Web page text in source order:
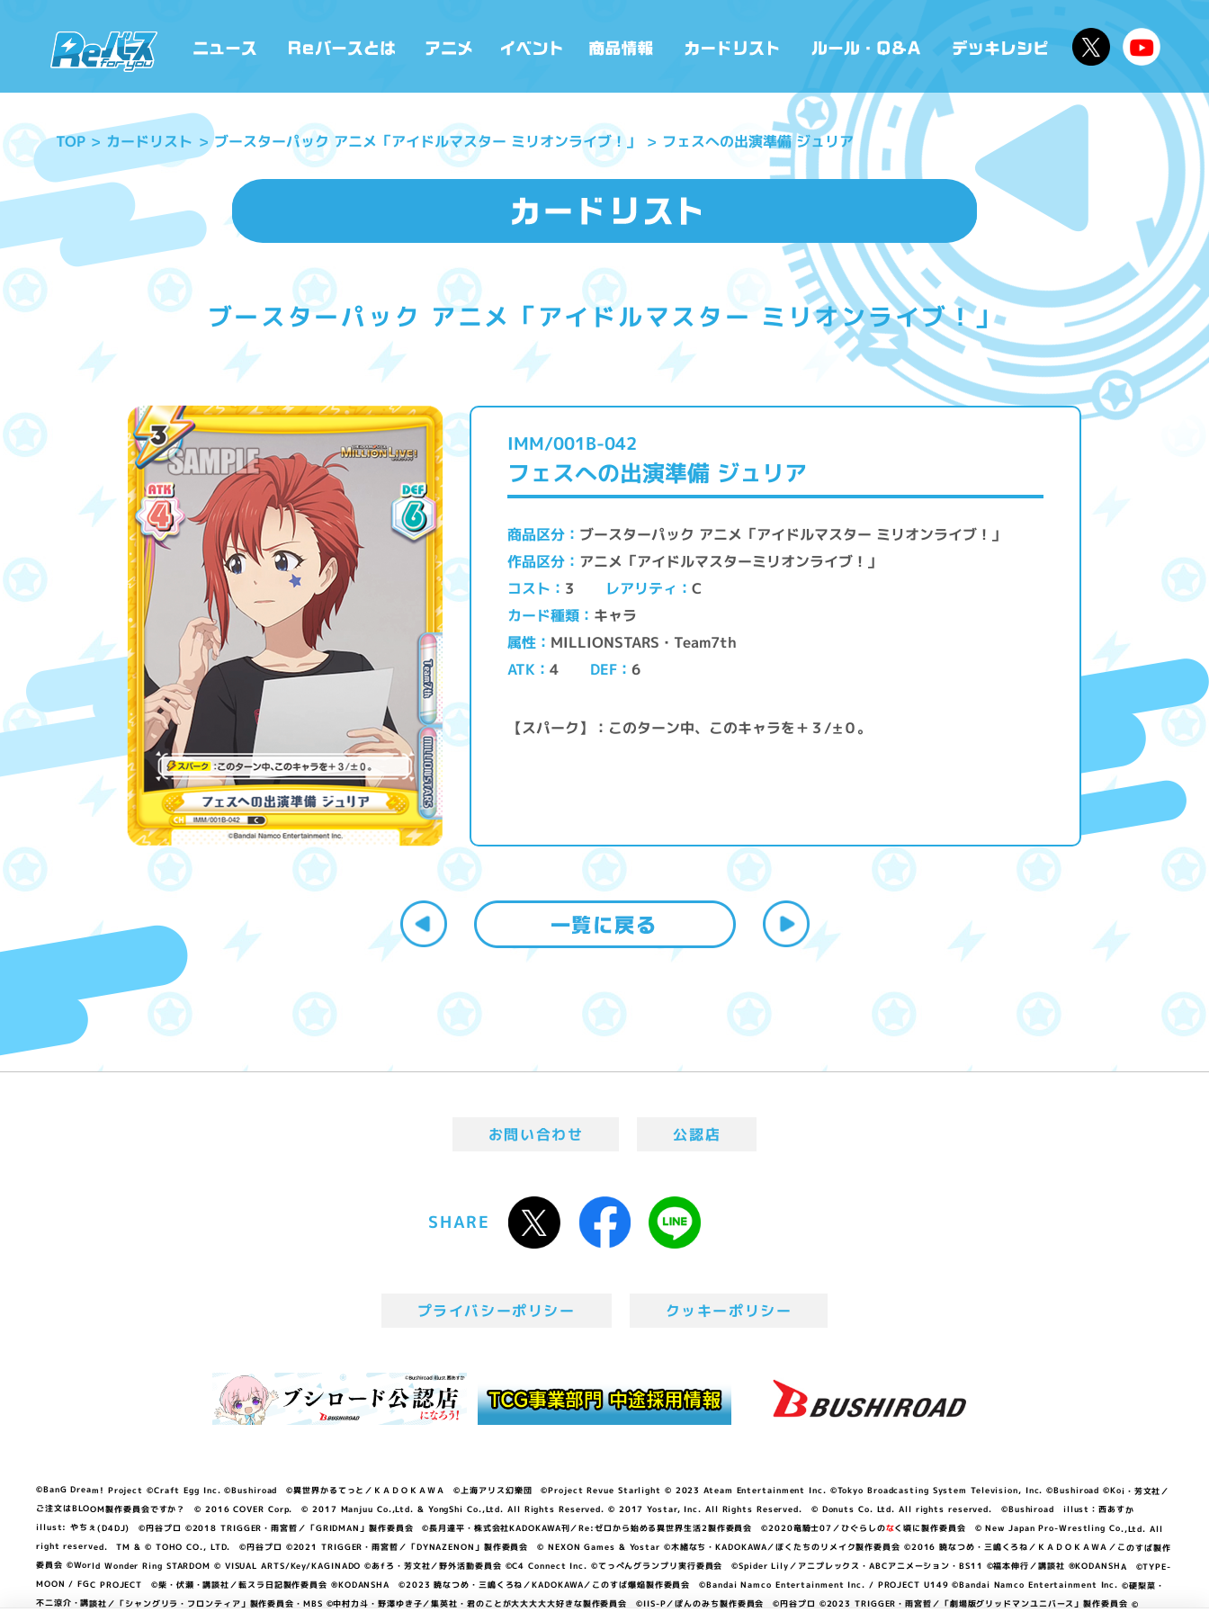
TOP カードリスト ブースターパック アニメ「アイドルマスター ミリオンライブ！」 フェスへの出演準備 ジュリア
ブースターパック アニメ「アイドルマスター ミリオンライブ！」
IMM/001B-042
フェスへの出演準備 ジュリア
商品区分 ブースターパック アニメ「アイドルマスター ミリオンライブ！」
作品区分 アニメ「アイドルマスターミリオンライブ！」
コスト 3 レアリティ C
カード種類 キャラ
属性 MILLIONSTARS・Team7th
ATK 4 DEF 6
【スパーク】：このターン中、このキャラを＋３/±０。
お問い合わせ 公認店
SHARE
プライバシーポリシー クッキーポリシー
©BanG Dream! Project ©Craft Egg Inc. ©Bushiroad ©異世界かるてっと／ＫＡＤＯＫＡＷＡ ©上海アリス幻樂団 ©Project Revue Starlight © 2023 Ateam Entertainment Inc. ©Tokyo Broadcasting System Television, Inc. ©Bushiroad ©Koi・芳文社／
ご注文はBLOOM製作委員会ですか？ © 2016 COVER Corp. © 2017 Manjuu Co.,Ltd. & YongShi Co.,Ltd. All Rights Reserved. © 2017 Yostar, Inc. All Rights Reserved. © Donuts Co. Ltd. All rights reserved. ©Bushiroad illust：西あすか
illust: やちぇ(D4DJ) ©円谷プロ ©2018 TRIGGER・雨宮哲／「GRIDMAN」製作委員会 ©長月達平・株式会社KADOKAWA刊／Re:ゼロから始める異世界生活2製作委員会 ©2020竜騎士07／ひぐらしのなく頃に製作委員会 © New Japan Pro-Wrestling Co.,Ltd. All
right reserved. TM & © TOHO CO., LTD. ©円谷プロ ©2021 TRIGGER・雨宮哲／「DYNAZENON」製作委員会 © NEXON Games & Yostar ©木緒なち・KADOKAWA／ぼくたちのリメイク製作委員会 ©2016 暁なつめ・三嶋くろね／ＫＡＤＯＫＡＷＡ／このすば製作
委員会 ©World Wonder Ring STARDOM © VISUAL ARTS/Key/KAGINADO ©あfろ・芳文社／野外活動委員会 ©C4 Connect Inc. ©てっぺんグランプリ実行委員会 ©Spider Lily／アニプレックス・ABCアニメーション・BS11 ©福本伸行／講談社 ®KODANSHA ©TYPE-
MOON / FGC PROJECT ©柴・伏瀬・講談社／転スラ日記製作委員会 ®KODANSHA ©2023 暁なつめ・三嶋くろね／KADOKAWA／このすば爆焔製作委員会 ©Bandai Namco Entertainment Inc. / PROJECT U149 ©Bandai Namco Entertainment Inc. ©硬梨菜・
不二涼介・講談社／「シャングリラ・フロンティア」製作委員会・MBS ©中村力斗・野澤ゆき子／集英社・君のことが大大大大大好きな製作委員会 ©IIS-P／ぽんのみち製作委員会 ©円谷プロ ©2023 TRIGGER・雨宮哲／「劇場版グリッドマンユニバース」製作委員会 ©